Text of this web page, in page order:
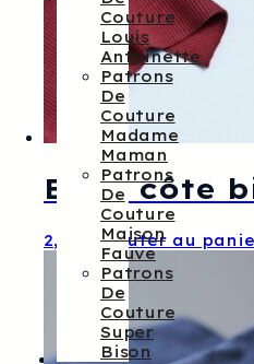
Couture
Louis
Antoinette
Patrons
De
Couture
Madame
Maman
Patrons
De
Couture
Maison
Fauve
Patrons
De
Couture
Super
Bison
Tissus
Bord côte
2,20 Ajouter au